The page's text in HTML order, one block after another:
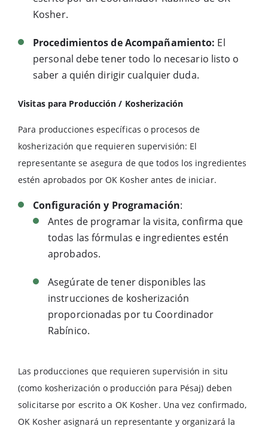
Kosher.
Procedimientos de Acompañamiento: El
personal debe tener todo lo necesario listo o
saber a quién dirigir cualquier duda.
Visitas para Producción / Kosherización
Para producciones específicas o procesos de
kosherización que requieren supervisión: El
representante se asegura de que todos los ingredientes
estén aprobados por OK Kosher antes de iniciar.
Configuración y Programación:
Antes de programar la visita, confirma que
todas las fórmulas e ingredientes estén
aprobados.
Asegúrate de tener disponibles las
instrucciones de kosherización
proporcionadas por tu Coordinador
Rabínico.
Las producciones que requieren supervisión in situ
(como kosherización o producción para Pésaj) deben
solicitarse por escrito a OK Kosher. Una vez confirmado,
OK Kosher asignará un representante y organizará la